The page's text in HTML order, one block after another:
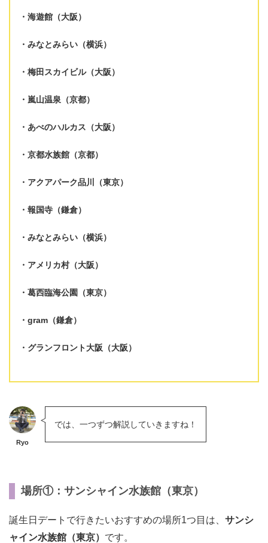
海遊館（大阪）
みなとみらい（横浜）
梅田スカイビル（大阪）
嵐山温泉（京都）
あべのハルカス（大阪）
京都水族館（京都）
アクアパーク品川（東京）
報国寺（鎌倉）
みなとみらい（横浜）
アメリカ村（大阪）
葛西臨海公園（東京）
gram（鎌倉）
グランフロント大阪（大阪）
Ryo
では、一つずつ解説していきますね！
場所①：サンシャイン水族館（東京）
誕生日デートで行きたいおすすめの場所1つ目は、 サンシ
ャイン水族館（東京） です。